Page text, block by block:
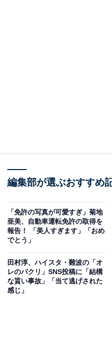
編集部が選ぶおすすめ
「免許の写真が可愛すぎ」菊地
亜美、自動車運転免許の取得を
報告！ 「美人すぎます」「おめ
でとう」
田村淳、ハイスタ・難波の「オ
レのパクリ」SNS投稿に「結構
な貰い事故」「当て逃げされた
感じ」